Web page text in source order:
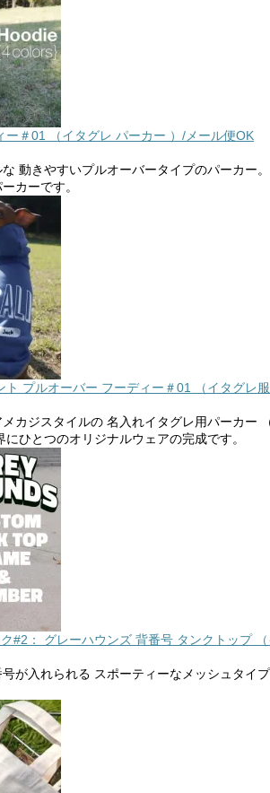
ー＃01 （イタグレ パーカー ）/メール便OK
動きやすいプルオーバータイプのパーカー
カーです。
ト プルオーバー フーディー＃01 （イタグレ
カジスタイルの 名入れイタグレ用パーカー
ひとつのオリジナルウェアの完成です。
#2： グレーハウンズ 背番号 タンクトップ
が入れられる スポーティーなメッシュタイ